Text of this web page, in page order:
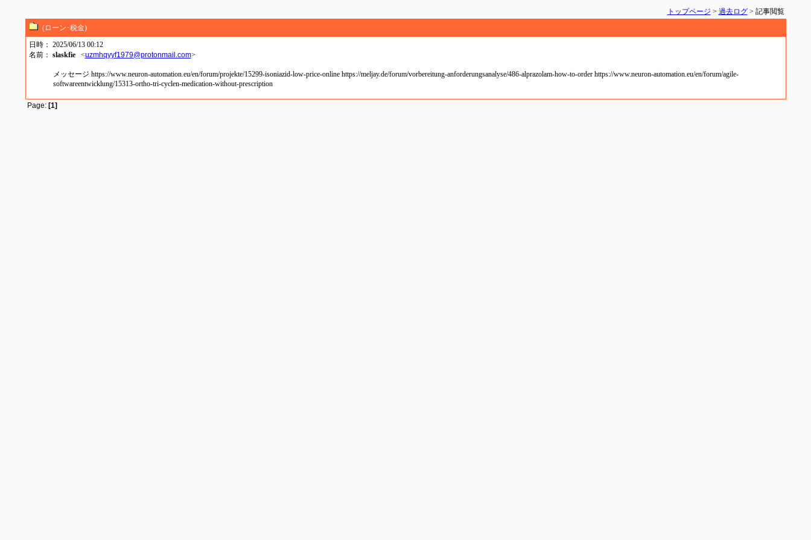
トップページ > 過去ログ> 記事閲覧
(ローン･税金)
日時： 2025/06/13 00:12
名前： slaskfie<uzmhqyyf1979@protonmail.com>
メッセージ https://www.neuron-automation.eu/en/forum/projekte/15299-isoniazid-low-price-online https://meljay.de/forum/vorbereitung-anforderungsanalyse/486-alprazolam-how-to-order https://www.neuron-automation.eu/en/forum/agile-
softwareentwicklung/15313-ortho-tri-cyclen-medication-without-prescription
Page: [1]